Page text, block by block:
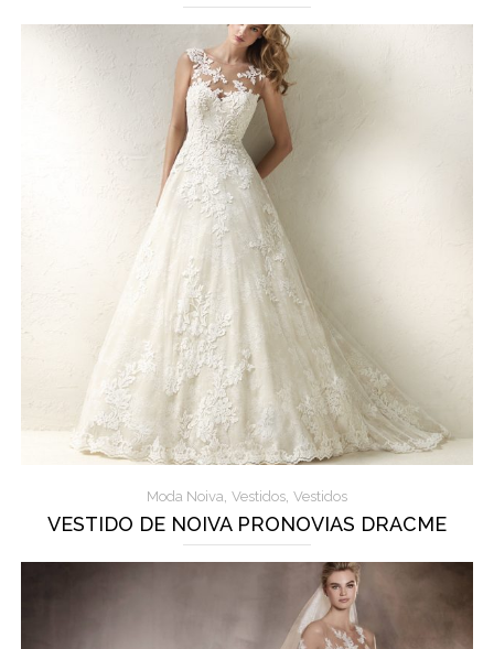
Moda Noiva, Vestidos, Vestidos
VESTIDO DE NOIVA PRONOVIAS DRACME